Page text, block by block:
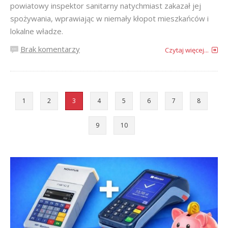
powiatowy inspektor sanitarny natychmiast zakazał jej
spożywania, wprawiając w niemały kłopot mieszkańców i
lokalne władze.
Brak komentarzy
Czytaj więcej...
1 2 3 4 5 6 7 8
9 10